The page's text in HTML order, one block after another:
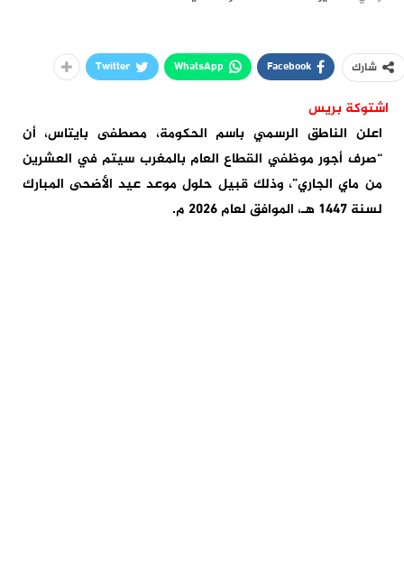
شارك Facebook
WhatsApp
Twitter
اشتوكة بريس
اعلن الناطق الرسمي باسم الحكومة، مصطفى بايتاس، أن
“صرف أجور موظفي القطاع العام بالمغرب سيتم في العشرين
من ماي الجاري”، وذلك قبيل حلول موعد عيد الأضحى المبارك
لسنة 1447 هـ، الموافق لعام 2026 م.